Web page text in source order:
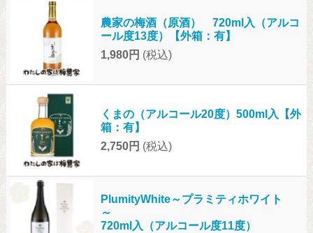
農家の梅酒（原酒） 720ml入（アルコ
ール度13度）【外箱：有】
1,980円 (税込)
くまの（アルコール20度）500ml入【外
箱：有】
2,750円 (税込)
PlumityWhite～プラミティホワイト
～
720ml入（アルコール度11度）